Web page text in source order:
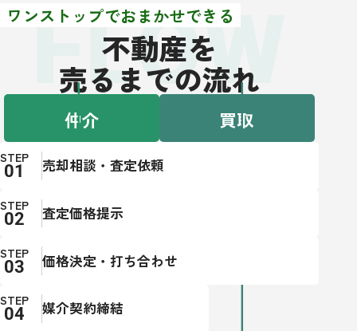
ワンストップでおまかせできる
不動産を
売るまでの流れ
FLOW
仲介 買取
STEP 売却相談・査定依頼
STEP 査定価格提示
STEP 価格決定・打ち合わせ
STEP 媒介契約締結